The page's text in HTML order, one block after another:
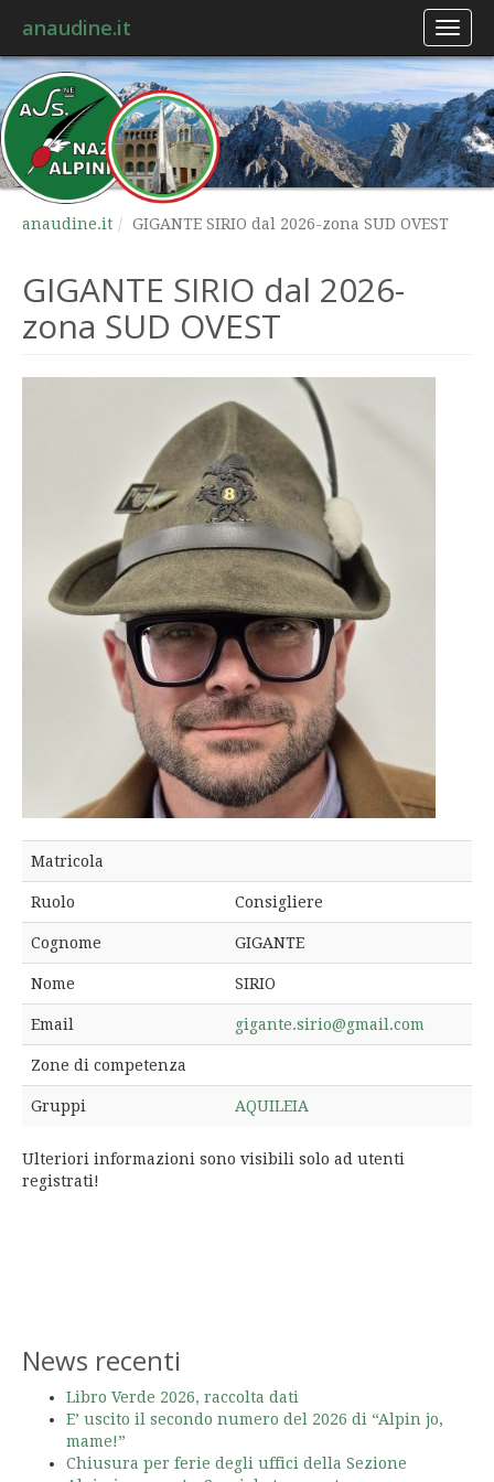
anaudine.it
anaudine.it GIGANTE SIRIO dal 2026-zona SUD OVEST
GIGANTE SIRIO dal 2026-
zona SUD OVEST
Matricola
Ruolo Consigliere
Cognome GIGANTE
Nome SIRIO
Email gigante.sirio@gmail.com
Zone di competenza
Gruppi AQUILEIA
Ulteriori informazioni sono visibili solo ad utenti
registrati!
News recenti
Libro Verde 2026, raccolta dati
E’ uscito il secondo numero del 2026 di “Alpin jo,
mame!”
Chiusura per ferie degli uffici della Sezione